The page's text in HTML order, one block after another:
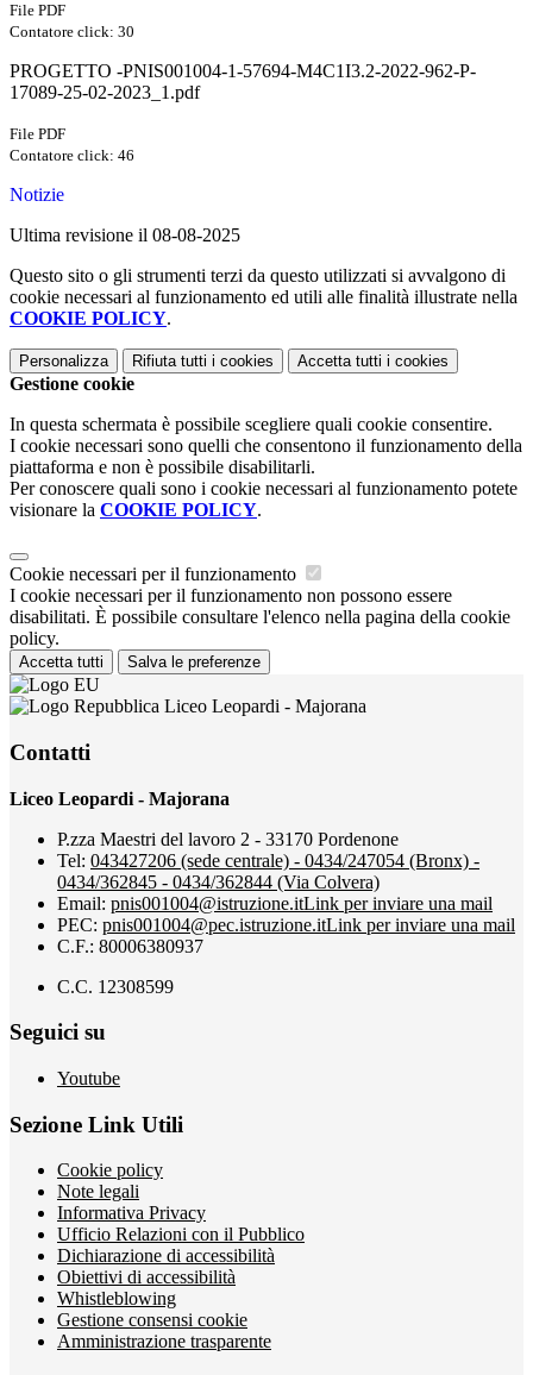
File PDF
Contatore click: 30
PROGETTO -PNIS001004-1-57694-M4C1I3.2-2022-962-P-
17089-25-02-2023_1.pdf
File PDF
Contatore click: 46
Notizie
Ultima revisione il 08-08-2025
Questo sito o gli strumenti terzi da questo utilizzati si avvalgono di
cookie necessari al funzionamento ed utili alle finalità illustrate nella
COOKIE POLICY.
Personalizza Rifiuta tutti i cookies Accetta tutti i cookies
Gestione cookie
In questa schermata è possibile scegliere quali cookie consentire.
I cookie necessari sono quelli che consentono il funzionamento della
piattaforma e non è possibile disabilitarli.
Per conoscere quali sono i cookie necessari al funzionamento potete
visionare la COOKIE POLICY.
Cookie necessari per il funzionamento
I cookie necessari per il funzionamento non possono essere
disabilitati. È possibile consultare l'elenco nella pagina della cookie
policy.
Accetta tutti Salva le preferenze
Liceo Leopardi - Majorana
Contatti
Liceo Leopardi - Majorana
P.zza Maestri del lavoro 2 - 33170 Pordenone
Tel: 043427206 (sede centrale) - 0434/247054 (Bronx) -
0434/362845 - 0434/362844 (Via Colvera)
Email: pnis001004@istruzione.itLink per inviare una mail
PEC: pnis001004@pec.istruzione.itLink per inviare una mail
C.F.: 80006380937
C.C. 12308599
Seguici su
Youtube
Sezione Link Utili
Cookie policy
Note legali
Informativa Privacy
Ufficio Relazioni con il Pubblico
Dichiarazione di accessibilità
Obiettivi di accessibilità
Whistleblowing
Gestione consensi cookie
Amministrazione trasparente